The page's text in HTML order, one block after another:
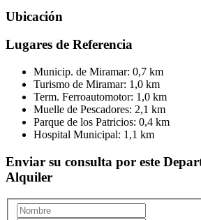
Ubicación
Lugares de Referencia
Municip. de Miramar: 0,7 km
Turismo de Miramar: 1,0 km
Term. Ferroautomotor: 1,0 km
Muelle de Pescadores: 2,1 km
Parque de los Patricios: 0,4 km
Hospital Municipal: 1,1 km
Enviar su consulta por este
Alquiler